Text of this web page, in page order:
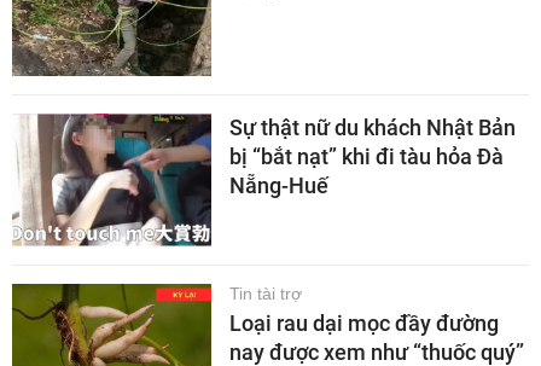
Sự thật nữ du khách Nhật Bản
bị “bắt nạt” khi đi tàu hỏa Đà
Nẵng-Huế
Tin tài trợ
Loại rau dại mọc đầy đường
nay được xem như “thuốc quý”